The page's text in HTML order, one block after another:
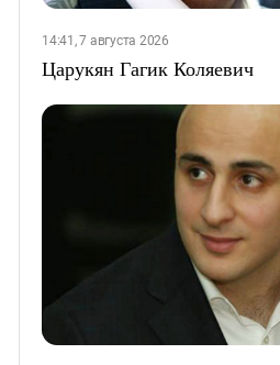
14:41, 7 августа 2026
Царукян Гагик Коляевич